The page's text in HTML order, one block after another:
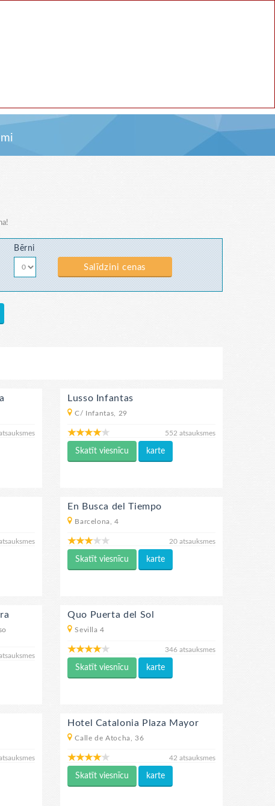
Bērni
Salīdzini cenas
Lusso Infantas
C/ Infantas, 29
552 atsauksmes
Skatīt viesnīcu karte
En Busca del Tiempo
Barcelona, 4
20 atsauksmes
Skatīt viesnīcu karte
Quo Puerta del Sol
Sevilla 4
346 atsauksmes
Skatīt viesnīcu karte
Hotel Catalonia Plaza Mayor
Calle de Atocha, 36
42 atsauksmes
Skatīt viesnīcu karte